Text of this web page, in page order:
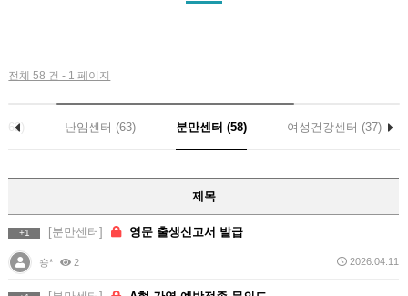
전체 58 건 - 1 페이지
난임센터 (63) 분만센터 (58) 여성건강센터 (37)
제목
+1 [분만센터] 영문 출생신고서 발급
숑* 2 2026.04.11